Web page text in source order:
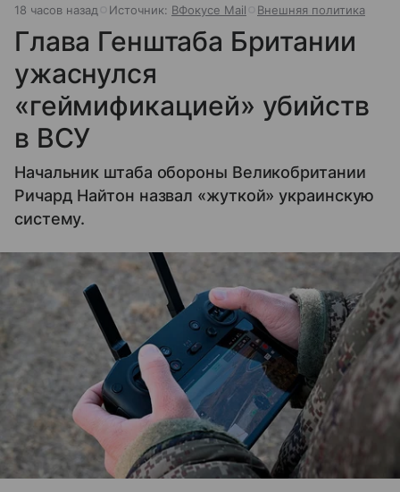
18 часов назад Источник: ВФокусе Mail Внешняя политика
Глава Генштаба Британии
ужаснулся
«геймификацией» убийств
в ВСУ
Начальник штаба обороны Великобритании
Ричард Найтон назвал «жуткой» украинскую
систему.